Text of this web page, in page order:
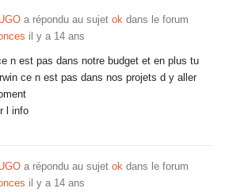
a répondu au sujet ok dans le forum
il y a 14 ans
n est pas dans notre budget et en plus tu
ce n est pas dans nos projets d y aller
l info
a répondu au sujet ok dans le forum
il y a 14 ans